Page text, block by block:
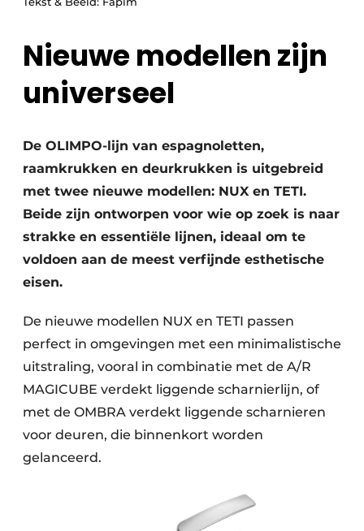
Vacature aanmelden
Vacatures
Nieuwe modellen zijn
universeel
De OLIMPO-lijn van espagnoletten,
raamkrukken en deurkrukken is uitgebreid
met twee nieuwe modellen: NUX en TETI.
Beide zijn ontworpen voor wie op zoek is naar
strakke en essentiële lijnen, ideaal om te
voldoen aan de meest verfijnde esthetische
eisen.
De nieuwe modellen NUX en TETI passen
perfect in omgevingen met een minimalistische
uitstraling, vooral in combinatie met de A/R
MAGICUBE verdekt liggende scharnierlijn, of
met de OMBRA verdekt liggende scharnieren
voor deuren, die binnenkort worden
gelanceerd.